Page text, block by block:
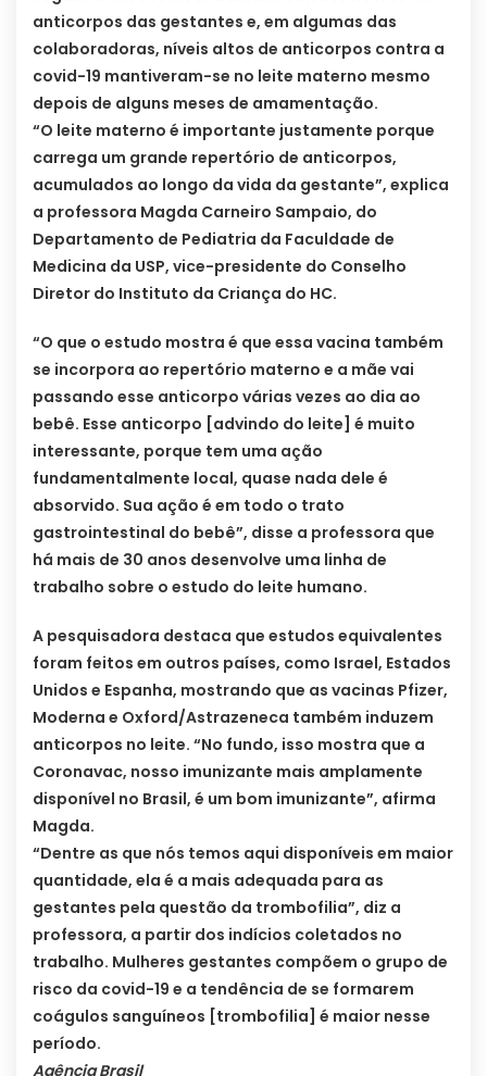
anticorpos das gestantes e, em algumas das
colaboradoras, níveis altos de anticorpos contra a
covid-19 mantiveram-se no leite materno mesmo
depois de alguns meses de amamentação.
“O leite materno é importante justamente porque
carrega um grande repertório de anticorpos,
acumulados ao longo da vida da gestante”, explica
a professora Magda Carneiro Sampaio, do
Departamento de Pediatria da Faculdade de
Medicina da USP, vice-presidente do Conselho
Diretor do Instituto da Criança do HC.
“O que o estudo mostra é que essa vacina também
se incorpora ao repertório materno e a mãe vai
passando esse anticorpo várias vezes ao dia ao
bebê. Esse anticorpo [advindo do leite] é muito
interessante, porque tem uma ação
fundamentalmente local, quase nada dele é
absorvido. Sua ação é em todo o trato
gastrointestinal do bebê”, disse a professora que
há mais de 30 anos desenvolve uma linha de
trabalho sobre o estudo do leite humano.
A pesquisadora destaca que estudos equivalentes
foram feitos em outros países, como Israel, Estados
Unidos e Espanha, mostrando que as vacinas Pfizer,
Moderna e Oxford/Astrazeneca também induzem
anticorpos no leite. “No fundo, isso mostra que a
Coronavac, nosso imunizante mais amplamente
disponível no Brasil, é um bom imunizante”, afirma
Magda.
“Dentre as que nós temos aqui disponíveis em maior
quantidade, ela é a mais adequada para as
gestantes pela questão da trombofilia”, diz a
professora, a partir dos indícios coletados no
trabalho. Mulheres gestantes compõem o grupo de
risco da covid-19 e a tendência de se formarem
coágulos sanguíneos [trombofilia] é maior nesse
período.
Agência Brasil